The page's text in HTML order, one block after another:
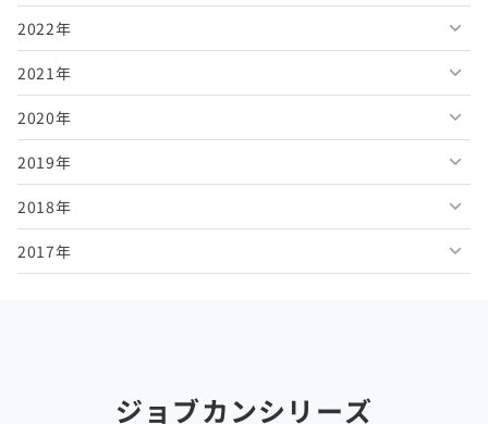
2026年5月
2026年4月
2026年3月
2026年2月
2026年1月
2025年10月
2025年9月
2025年8月
2025年7月
2025年6月
2025年5月
2024年11月
2024年10月
2024年9月
2024年8月
2024年7月
2024年6月
2023年12月
2023年11月
2023年10月
2023年9月
2023年8月
2023年7月
2022年
2022年12月
2022年11月
2022年10月
2022年9月
2022年8月
2021年
2021年12月
2021年11月
2021年10月
2021年9月
2020年
2020年12月
2020年11月
2020年10月
2019年
2019年12月
2019年11月
2018年
2018年12月
2017年
ジョブカンシリーズ